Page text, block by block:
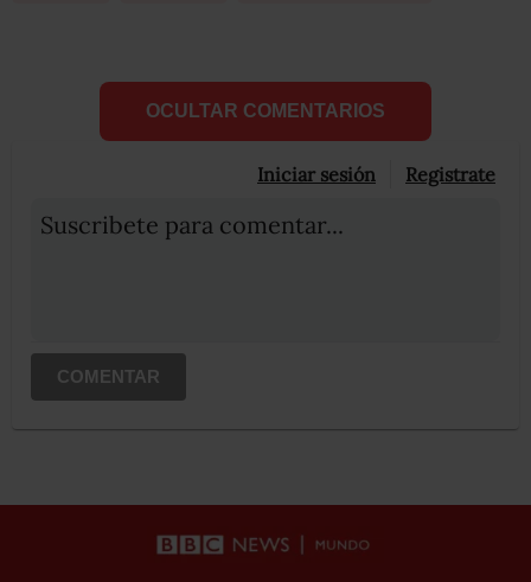
OCULTAR COMENTARIOS
Iniciar sesión Registrate
Suscribete para comentar...
COMENTAR